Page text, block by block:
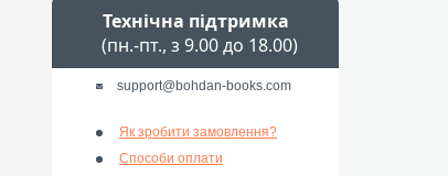
Технічна підтримка
(пн.-пт., з 9.00 до 18.00)
support@bohdan-books.com
Як зробити замовлення?
Способи оплати